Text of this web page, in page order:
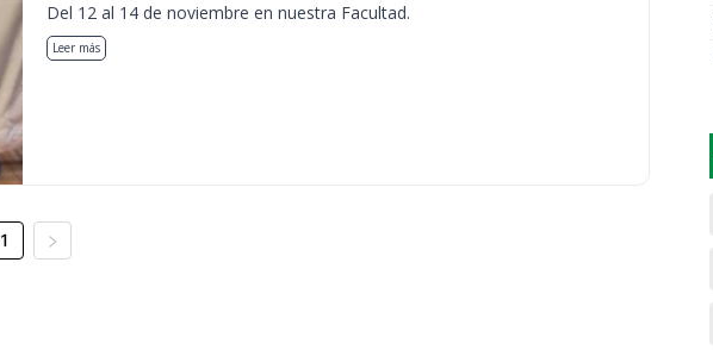
Del 12 al 14 de noviembre en nuestra Facultad.
Leer más
1